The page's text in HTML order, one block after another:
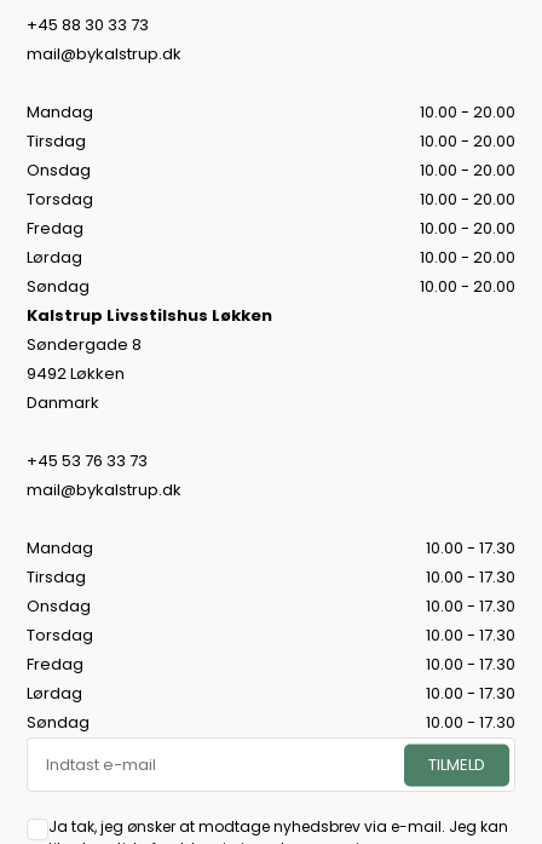
+45 88 30 33 73
mail@bykalstrup.dk
Mandag
10.00 - 20.00
Tirsdag
10.00 - 20.00
Onsdag
10.00 - 20.00
Torsdag
10.00 - 20.00
Fredag
10.00 - 20.00
Lørdag
10.00 - 20.00
Søndag
10.00 - 20.00
Kalstrup Livsstilshus Løkken
Søndergade 8
9492 Løkken
Danmark
+45 53 76 33 73
mail@bykalstrup.dk
Mandag
10.00 - 17.30
Tirsdag
10.00 - 17.30
Onsdag
10.00 - 17.30
Torsdag
10.00 - 17.30
Fredag
10.00 - 17.30
Lørdag
10.00 - 17.30
Søndag
10.00 - 17.30
Ja tak, jeg ønsker at modtage nyhedsbrev via e-mail. Jeg kan